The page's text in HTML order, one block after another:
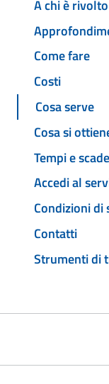
A chi è rivolto
Come fare
Costi
Cosa serve
Cosa si
Tempi e
Accedi al
Condizioni di
Contatti
Strumenti di